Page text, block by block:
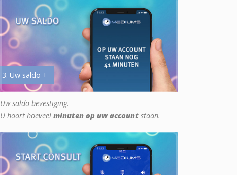
3. Uw saldo +
Uw saldo bevestiging.
U hoort hoeveel minuten op uw account staan.